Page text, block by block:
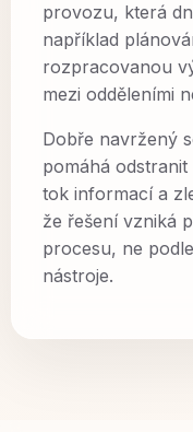
provozu, která
například
rozpracovanou
mezi odděleními
Dobře navržený
pomáhá
tok informací a
že řešení vzniká
procesu, ne
nástroje.